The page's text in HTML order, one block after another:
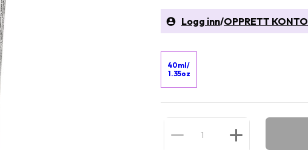
Logg inn/OPPRETT KONTO
40ml/
1.35oz